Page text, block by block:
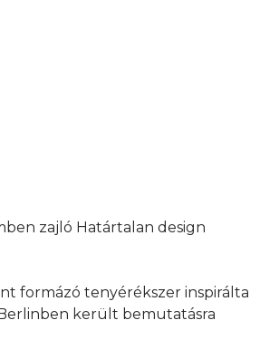
zajló Határtalan design
formázó tenyérékszer inspirálta
került bemutatásra